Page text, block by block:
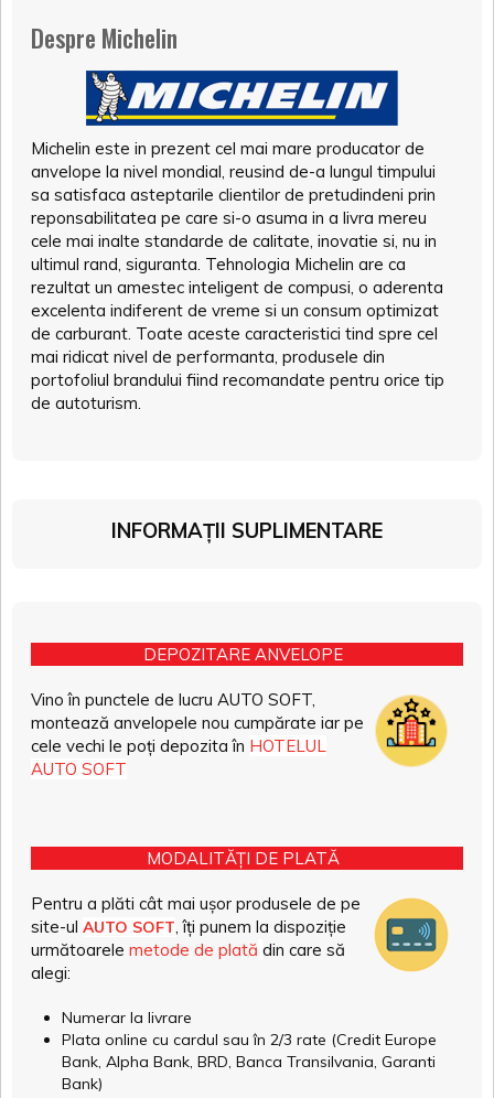
Despre Michelin
Michelin este in prezent cel mai mare producator de
anvelope la nivel mondial, reusind de-a lungul timpului
sa satisfaca asteptarile clientilor de pretudindeni prin
reponsabilitatea pe care si-o asuma in a livra mereu
cele mai inalte standarde de calitate, inovatie si, nu in
ultimul rand, siguranta. Tehnologia Michelin are ca
rezultat un amestec inteligent de compusi, o aderenta
excelenta indiferent de vreme si un consum optimizat
de carburant. Toate aceste caracteristici tind spre cel
mai ridicat nivel de performanta, produsele din
portofoliul brandului fiind recomandate pentru orice tip
de autoturism.
INFORMAȚII SUPLIMENTARE
DEPOZITARE ANVELOPE
Vino în punctele de lucru AUTO SOFT,
montează anvelopele nou cumpărate iar pe
cele vechi le poți depozita în HOTELUL
AUTO SOFT
MODALITĂȚI DE PLATĂ
Pentru a plăti cât mai ușor produsele de pe
site-ul AUTO SOFT, îți punem la dispoziție
următoarele metode de plată din care să
alegi:
Numerar la livrare
Plata online cu cardul sau în 2/3 rate (Credit Europe
Bank, Alpha Bank, BRD, Banca Transilvania, Garanti
Bank)